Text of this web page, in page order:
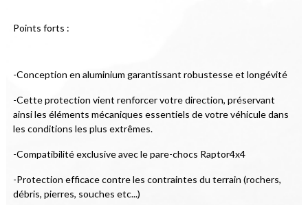
Points forts :
-Conception en aluminium garantissant robustesse et longévité
-Cette protection vient renforcer votre direction, préservant
ainsi les éléments mécaniques essentiels de votre véhicule dans
les conditions les plus extrêmes.
-Compatibilité exclusive avec le pare-chocs Raptor4x4
-Protection efficace contre les contraintes du terrain (rochers,
débris, pierres, souches etc...)